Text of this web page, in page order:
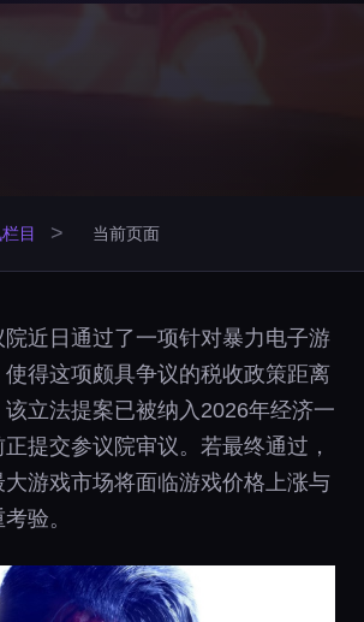
目 > 当前页面
近日通过了一项针对暴力电子游
得这项颇具争议的税收政策距离
立法提案已被纳入2026年经济一
提交参议院审议。若最终通过，
游戏市场将面临游戏价格上涨与
验。